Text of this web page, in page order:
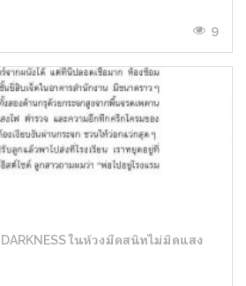
9
DARKNESS ในห้วงมืดสนิทไม่มิดแสง